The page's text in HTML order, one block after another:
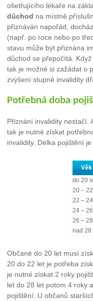
ošetřujícího lékaře na
důchod na místně
přiznáván napořád,
(např. po roce nebo po
stavu může být přiznána
důchod se přepočítá.
tak je možné si zažádat o
zvýšení stupně invalidity
Potřebná doba
Přiznání invalidity nestačí.
tak je nutné získat
invalidity. Délka pojištění
Věk
do 20
20 –
22 –
24 –
26 –
nad 28
Občané do 20 let musí
20 do 22 let je potřeba
je nutné získat 2 roky
let do 28 let potom 4 roky
pojištění. U občanů